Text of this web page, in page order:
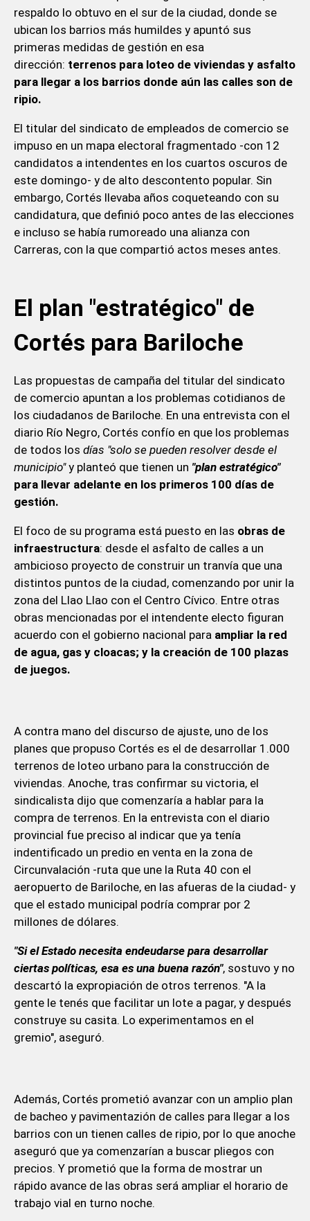
respaldo lo obtuvo en el sur de la ciudad, donde se
ubican los barrios más humildes y apuntó sus
primeras medidas de gestión en esa
dirección: terrenos para loteo de viviendas y asfalto
para llegar a los barrios donde aún las calles son de
ripio.
El titular del sindicato de empleados de comercio se
impuso en un mapa electoral fragmentado -con 12
candidatos a intendentes en los cuartos oscuros de
este domingo- y de alto descontento popular. Sin
embargo, Cortés llevaba años coqueteando con su
candidatura, que definió poco antes de las elecciones
e incluso se había rumoreado una alianza con
Carreras, con la que compartió actos meses antes.
El plan "estratégico" de
Cortés para Bariloche
Las propuestas de campaña del titular del sindicato
de comercio apuntan a los problemas cotidianos de
los ciudadanos de Bariloche. En una entrevista con el
diario Río Negro, Cortés confío en que los problemas
de todos los días "solo se pueden resolver desde el
municipio"y planteó que tienen un "plan estratégico"
para llevar adelante en los primeros 100 días de
gestión.
El foco de su programa está puesto en las obras de
infraestructura: desde el asfalto de calles a un
ambicioso proyecto de construir un tranvía que una
distintos puntos de la ciudad, comenzando por unir la
zona del Llao Llao con el Centro Cívico. Entre otras
obras mencionadas por el intendente electo figuran
acuerdo con el gobierno nacional para ampliar la red
de agua, gas y cloacas; y la creación de 100 plazas
de juegos.
A contra mano del discurso de ajuste, uno de los
planes que propuso Cortés es el de desarrollar 1.000
terrenos de loteo urbano para la construcción de
viviendas. Anoche, tras confirmar su victoria, el
sindicalista dijo que comenzaría a hablar para la
compra de terrenos. En la entrevista con el diario
provincial fue preciso al indicar que ya tenía
indentificado un predio en venta en la zona de
Circunvalación -ruta que une la Ruta 40 con el
aeropuerto de Bariloche, en las afueras de la ciudad- y
que el estado municipal podría comprar por 2
millones de dólares.
"Si el Estado necesita endeudarse para desarrollar
ciertas políticas, esa es una buena razón", sostuvo y no
descartó la expropiación de otros terrenos. "A la
gente le tenés que facilitar un lote a pagar, y después
construye su casita. Lo experimentamos en el
gremio", aseguró.
Además, Cortés prometió avanzar con un amplio plan
de bacheo y pavimentazión de calles para llegar a los
barrios con un tienen calles de ripio, por lo que anoche
aseguró que ya comenzarían a buscar pliegos con
precios. Y prometió que la forma de mostrar un
rápido avance de las obras será ampliar el horario de
trabajo vial en turno noche.